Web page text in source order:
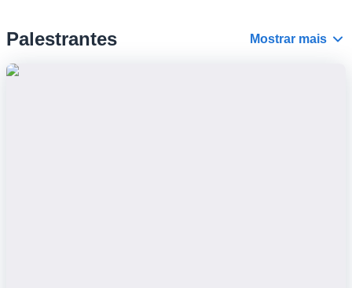
Palestrantes Mostrar mais